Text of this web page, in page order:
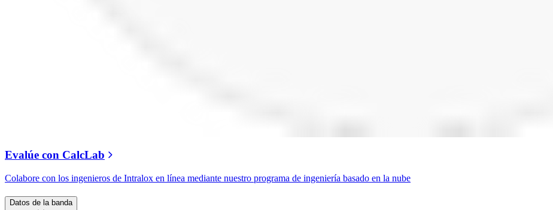
Evalúe con CalcLab
Colabore con los ingenieros de Intralox en línea mediante nuestro programa de ingeniería basado en la nube
Datos de la banda